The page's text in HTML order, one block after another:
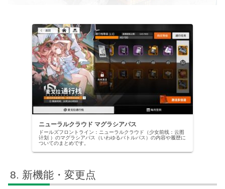
ニューラルクラウド マグラシアパス
ドールズフロントライン：ニューラルクラウド（少女前线：云图
计划 ）のマグラシアパス（いわゆるバトルパス）の内容や履歴に
ついてのまとめです。
新機能・変更点